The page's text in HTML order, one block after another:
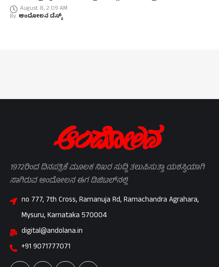
August 8, 2:09 AM
By ಆಂದೋಲನ ಡೆಸ್ಕ್
1972ರಿಂದ ದಿನಪತ್ರಿಕೆ ಮೂಲಕ ನಿಖರ ಸುದ್ದಿ ತಲುಪಿಸುತ್ತಾ ಯಶಸ್ವಿಯಾಗಿ
ಸಾಗಿರುವ ಆಂದೋಲನ ಈಗ ಡಿಜಿಟಲ್‌ನಲ್ಲಿ
no 777, 7th Cross, Ramanuja Rd, Ramachandra Agrahara,
Mysuru, Karnataka 570004
digital@andolana.in
+91 9071777071